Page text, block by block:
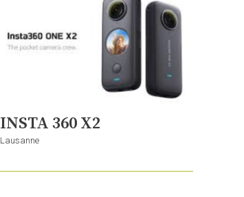
INSTA 360 X2
Lausanne